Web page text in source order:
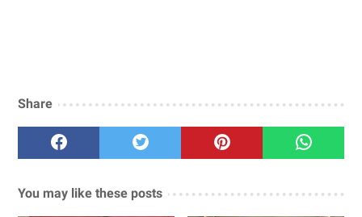
Share
You may like these posts